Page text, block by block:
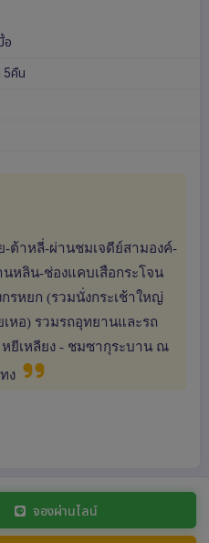
อ
5คืน
-ต้าหลี่-ผ่านชมเจดีย์สามองค์-
หลิน-ช่องแคบเสือกระโจน
รหยก (รวมนั่งกระเช้าใหญ่
เหอ) รวมรถอุทยานและรถ
หยีเหลียง - ชมซากุระบาน ณ
ง
จองผ่านไลน์